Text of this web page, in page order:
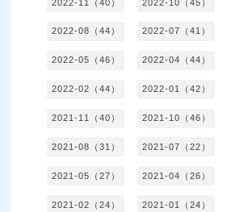
2022-11（40） 2022-10（45）
2022-08（44） 2022-07（41）
2022-05（46） 2022-04（44）
2022-02（44） 2022-01（42）
2021-11（40） 2021-10（46）
2021-08（31） 2021-07（22）
2021-05（27） 2021-04（26）
2021-02（24） 2021-01（24）